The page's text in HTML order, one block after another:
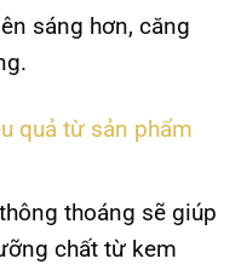
sáng hơn, căng
quả từ sản phẩm
thoáng sẽ giúp
chất từ kem